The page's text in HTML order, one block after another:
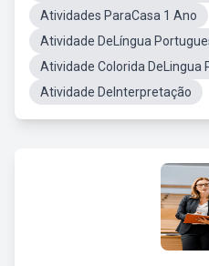
Atividades ParaCasa 1 Ano
Atividade DeLíngua
Atividade Colorida DeLingua
Atividade DeInterpretação